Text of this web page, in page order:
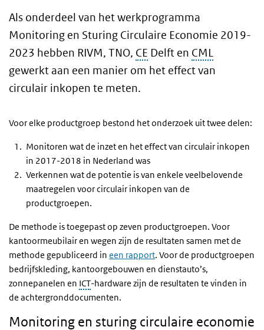
Als onderdeel van het werkprogramma
Monitoring en Sturing Circulaire Economie 2019-
2023 hebben RIVM, TNO, CE Delft en CML
gewerkt aan een manier om het effect van
circulair inkopen te meten.
Voor elke productgroep bestond het onderzoek uit twee delen:
Monitoren wat de inzet en het effect van circulair inkopen
in 2017-2018 in Nederland was
Verkennen wat de potentie is van enkele veelbelovende
maatregelen voor circulair inkopen van de
productgroepen.
De methode is toegepast op zeven productgroepen. Voor
kantoormeubilair en wegen zijn de resultaten samen met de
methode gepubliceerd in een rapport. Voor de productgroepen
bedrijfskleding, kantoorgebouwen en dienstauto’s,
zonnepanelen en ICT-hardware zijn de resultaten te vinden in
de achtergronddocumenten.
Monitoring en sturing circulaire economie